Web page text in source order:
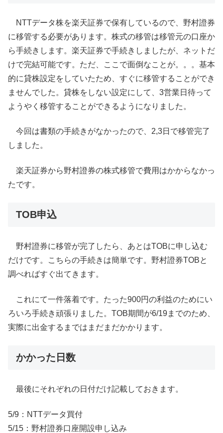
NTTデータ株を楽天証券で保有しているので、野村證券
に移管する必要があります。株式の移管は移管元の口座か
ら手続きします。楽天証券で手続きしましたが、ネットだ
けで完結可能です。ただ、ここで面倒なことが。。。基本
的に貸株設定をしていたため、すぐに移管することができ
ませんでした。貸株をしない設定にして、3営業日待って
ようやく移管することができるようになりました。
今回は書類の手続きがなかったので、2,3日で移管完了
しました。
楽天証券から野村證券の株式移管で費用はかからなかっ
たです。
TOB申込
野村證券に移管が完了したら、あとはTOBに申し込む
だけです。こちらの手続きは簡単です。野村證券TOBと
調べればすぐ出てきます。
これにて一件落着です。たった900円の利益のためにい
ろいろ手続き頑張りました。TOB期間が6/19までのため、
実際に出金するまではまだまだかかります。
かかった日数
最後にそれぞれの日付だけ記載しておきます。
5/9：NTTデータ買付
5/15：野村證券口座開設申し込み